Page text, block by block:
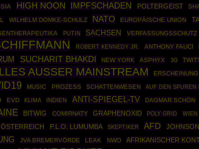
HIGH NOON IMPFSCHADEN POLTERGEIST
WILHELM DOMKE-SCHULZ NATO EUROPÄISCHE UNION
PUTIN SACHSEN VERFASSUNGSSCHUTZ
ROBERT KENNEDY JR. ANTHONY FAUCI
SUCHARIT BHAKDI NEW YORK ASPHYX 3G
AUSSER MAINSTREAM ERSCHEINUNG
MUSIC PROZESS SCHATTENWESEN AUF DEN SPUREN
EVD KLIMA INDIEN ANTI-SPIEGEL-TV DAGMAR SCHÖN
BITWIG COMIRNATY GRAPHENOXID POLY GRID WIEN
ÖSTERREICH P.L.O. LUMUMBA SKEPTIKER AFD
JVA BREMERVÖRDE LEAK NWO AFRIKANISCHER